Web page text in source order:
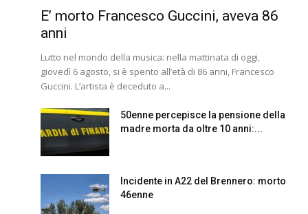
E’ morto Francesco Guccini, aveva 86
anni
Lutto nel mondo della musica: nella mattinata di oggi,
giovedì 6 agosto, si è spento all’età di 86 anni, Francesco
Guccini. L’artista è deceduto a...
50enne percepisce la pensione della
madre morta da oltre 10 anni:...
Incidente in A22 del Brennero: morto
46enne